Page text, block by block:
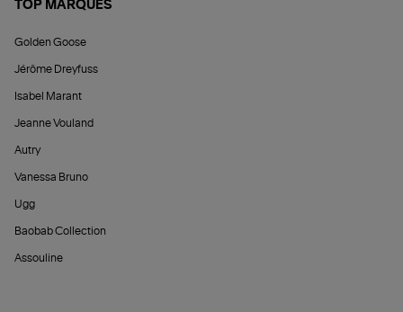
TOP MARQUES
Golden Goose
Jérôme Dreyfuss
Isabel Marant
Jeanne Vouland
Autry
Vanessa Bruno
Ugg
Baobab Collection
Assouline